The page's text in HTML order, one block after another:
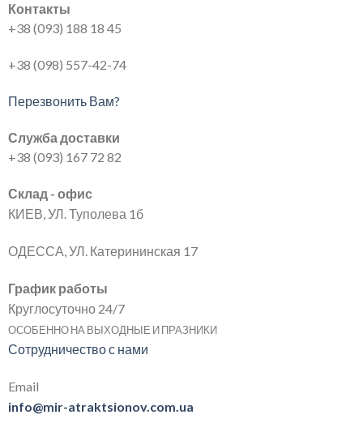
Контакты
+38 (093) 188 18 45
+38 (098) 557-42-74
Перезвонить Вам?
Служба доставки
+38 (093) 167 72 82
Склад - офис
КИЕВ, УЛ. Туполева 1б
ОДЕССА, УЛ. Катерининская 17
График работы
Круглосуточно 24/7
ОСОБЕННО НА ВЫХОДНЫЕ И ПРАЗНИКИ
Сотрудничество с нами
Email
info@mir-atraktsionov.com.ua